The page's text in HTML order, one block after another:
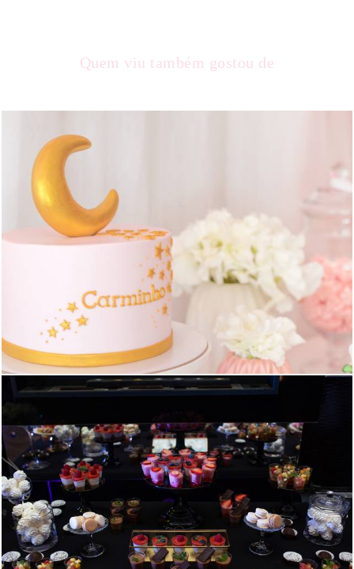
Quem viu também gostou de